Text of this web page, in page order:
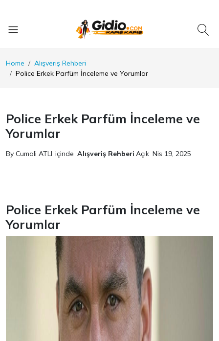
Home
Alışveriş Rehberi
Police Erkek Parfüm İnceleme ve Yorumlar
Police Erkek Parfüm İnceleme ve
Yorumlar
By Cumali ATLI içinde Alışveriş Rehberi Açık Nis 19, 2025
Police Erkek Parfüm İnceleme ve
Yorumlar